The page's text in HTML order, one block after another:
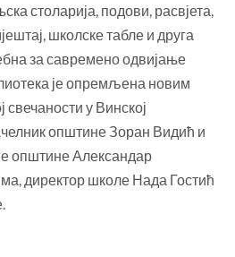
столарија, подови, расвјета,
школске табле и друга
за савремено одвијање
је опремљена новим
у Винској
општине Зоран Видић и
општине Александар
директор школе Нада Гостић